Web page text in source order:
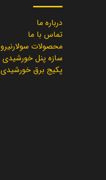
درباره ما
تماس با ما
محصولات سولارنیرو
سازه پنل خورشیدی
پکیج برق خورشیدی